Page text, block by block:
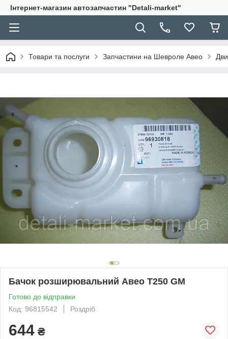
Інтернет-магазин автозапчастин "Detali-market"
Товари та послуги Запчастини на Шевроле Авео
Бачок розширювальний Авео T250 GM
Готово до відправки
Код: 96815542
Роздріб
644 ₴